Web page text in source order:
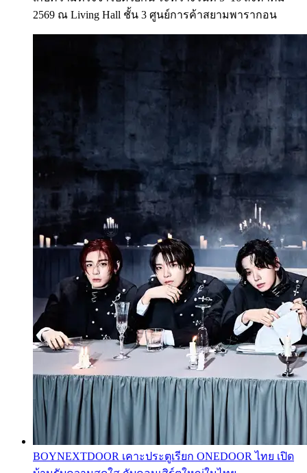
2569 ณ Living Hall ชั้น 3 ศูนย์การค้าสยามพารากอน
BOYNEXTDOOR เคาะประตูเรียก ONEDOOR ไทย เปิด